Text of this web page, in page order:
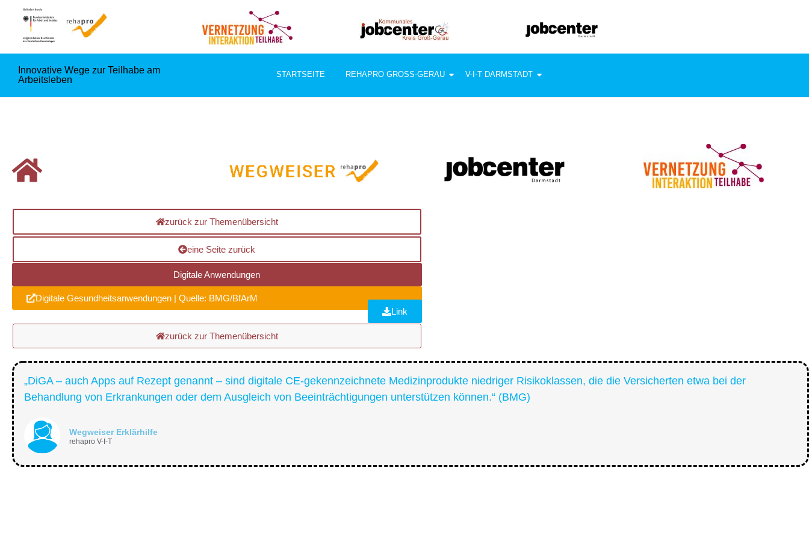
Innovative Wege zur Teilhabe am
Arbeitsleben
STARTSEITE REHAPRO GROSS-GERAU V-I-T DARMSTADT
zurück zur Themenübersicht
eine Seite zurück
Digitale Anwendungen
Digitale Gesundheitsanwendungen | Quelle: BMG/BfArM
Link
zurück zur Themenübersicht
„DiGA – auch Apps auf Rezept genannt – sind digitale CE-gekennzeichnete Medizinprodukte niedriger Risikoklassen, die die Versicherten etwa bei der
Behandlung von Erkrankungen oder dem Ausgleich von Beeinträchtigungen unterstützen können.“ (BMG)
Wegweiser Erklärhilfe
rehapro V-I-T